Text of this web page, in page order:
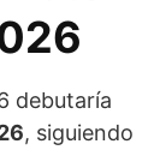
debutaría
, siguiendo